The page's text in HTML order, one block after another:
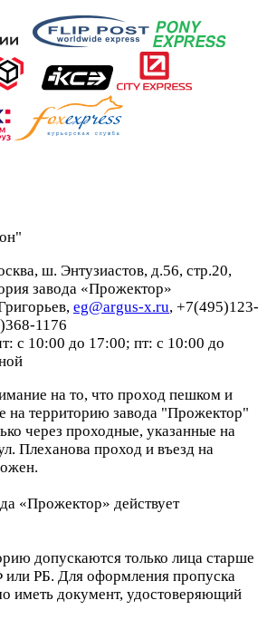
ш. Энтузиастов, д.56, стр.20,
завода «Прожектор»
eg@argus-x.ru, +7(495)123-
1176
с 10:00 до 17:00; пт: с 10:00 до
на то, что проход пешком и
на территорию завода "Прожектор"
через проходные, указанные на
Плеханова проход и въезд на
«Прожектор» действует
допускаются только лица старше
или РБ. Для оформления пропуска
иметь документ, удостоверяющий